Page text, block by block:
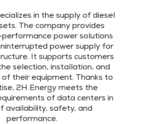
in the supply of diesel
The company provides
power solutions
power supply for
It supports customers
selection, installation, and
their equipment. Thanks to
2H Energy meets the
of data centers in
availability, safety, and
performance.